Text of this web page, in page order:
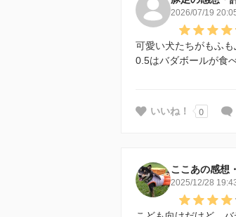
2026/07/19
可愛い犬たちがもふ
0.5はバダボールが食
いいね！ 0
ここあの感想
2025/12/28